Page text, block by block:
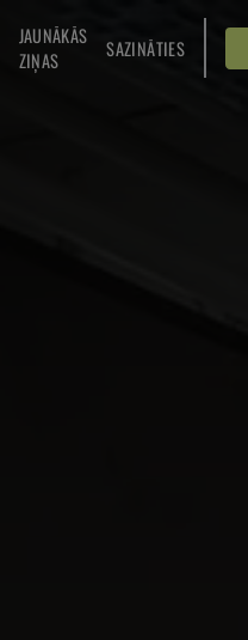
JAUNĀKĀS
ZIŅAS
SAZINĀTIES